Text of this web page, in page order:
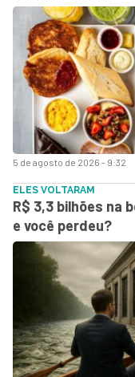
5 de agosto de 2026 - 9:32
ELES VOLTARAM
R$ 3,3 bilhões na
e você perdeu?